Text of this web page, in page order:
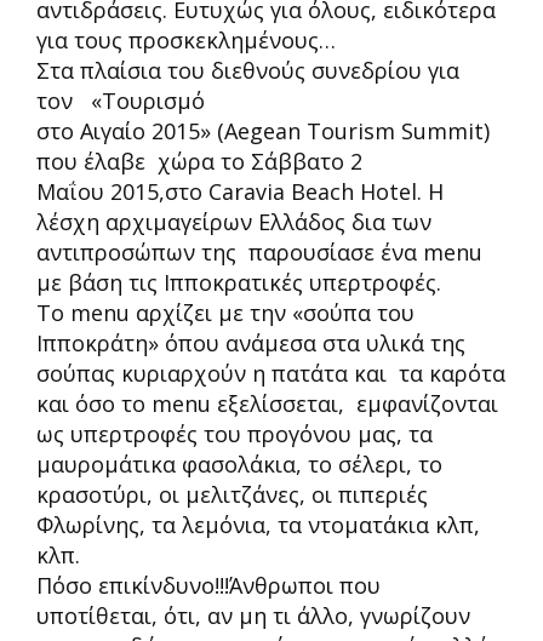
αντιδράσεις. Ευτυχώς για όλους, ειδικότερα
για τους προσκεκλημένους…
Στα πλαίσια του διεθνούς συνεδρίου για
τον «Τουρισμό
στο Αιγαίο 2015» (Aegean Tourism Summit)
που έλαβε χώρα το Σάββατο 2
Μαΐου 2015,στο Caravia Beach Hotel. Η
λέσχη αρχιμαγείρων Ελλάδος δια των
αντιπροσώπων της παρουσίασε ένα menu
με βάση τις Ιπποκρατικές υπερτροφές.
Το menu αρχίζει με την «σούπα του
Ιπποκράτη» όπου ανάμεσα στα υλικά της
σούπας κυριαρχούν η πατάτα και τα καρότα
και όσο το menu εξελίσσεται, εμφανίζονται
ως υπερτροφές του προγόνου μας, τα
μαυρομάτικα φασολάκια, το σέλερι, το
κρασοτύρι, οι μελιτζάνες, οι πιπεριές
Φλωρίνης, τα λεμόνια, τα ντοματάκια κλπ,
κλπ.
Πόσο επικίνδυνο!!!Άνθρωποι που
υποτίθεται, ότι, αν μη τι άλλο, γνωρίζουν